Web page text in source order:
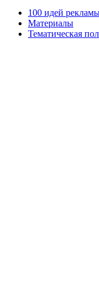
100 идей
Материалы
Тематическая